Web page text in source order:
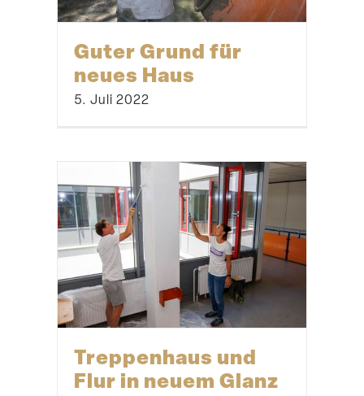
Guter Grund für
neues Haus
5. Juli 2022
Treppenhaus und
Flur in neuem Glanz